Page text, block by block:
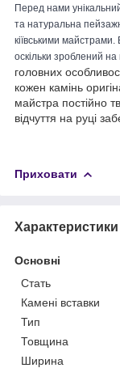
Перед нами
та натуральна
кіївськими майстрами.
оскільки зроблений на
головних
кожен камінь
майстра постійно
відчуття на руці
Приховати
Характеристики
Основні
Стать
Камені вставки
Тип
Товщина
Ширина